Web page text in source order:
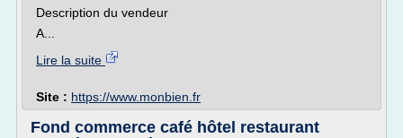
Description du vendeur
A...
Lire la suite
Site : https://www.monbien.fr
Fond commerce café hôtel restaurant